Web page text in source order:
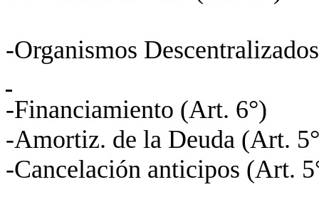
-Organismos
-Financiamiento
-Amortiz. de la Deuda
-Cancelación